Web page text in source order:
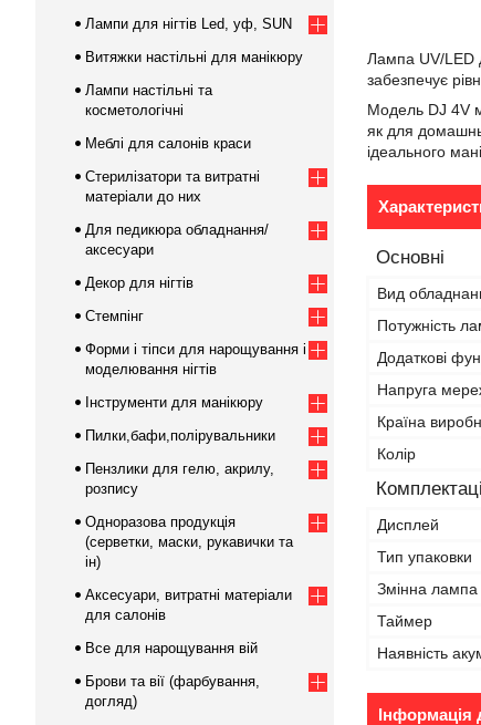
Лампа UV/LED
забезпечує
Модель DJ 4V
як для
ідеального
Основні
Вид
Потужність
Додаткові
Напруга
Країна
Колір
Дисплей
Тип упаковки
Змінна лампа
Таймер
Наявність
Інформація
Лампи для нігтів Led, уф, SUN
Витяжки настільні для манікюру
Лампи настільні та
косметологічні
Меблі для салонів краси
Стерилізатори та витратні
матеріали до них
Для педикюра обладнання/
аксесуари
Декор для нігтів
Стемпінг
Форми і тіпси для нарощування і
моделювання нігтів
Інструменти для манікюру
Пилки,бафи,полірувальники
Пензлики для гелю, акрилу,
розпису
Одноразова продукція
(серветки, маски, рукавички та
ін)
Аксесуари, витратні матеріали
для салонів
Все для нарощування вій
Брови та вії (фарбування,
догляд)